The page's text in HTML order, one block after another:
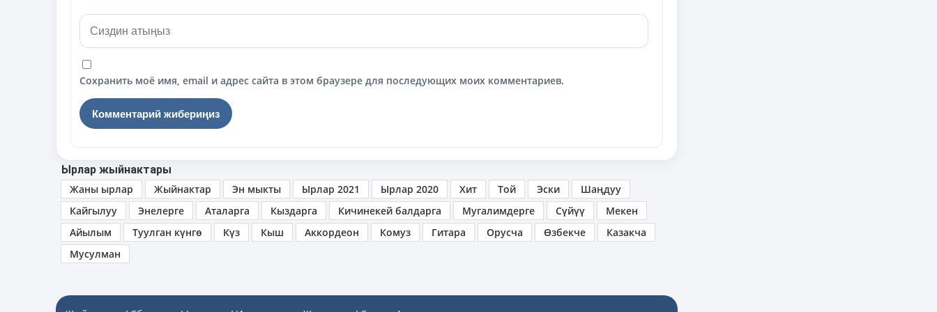
Сохранить моё имя, email и адрес сайта в этом браузере для последующих моих комментариев.
Ырлар жыйнактары
Жаны ырлар
Жыйнактар Эн мыкты Ырлар 2021 Ырлар 2020 Хит Той Эски
Шаңдуу
Кайгылуу
Энелерге Аталарга Кыздарга Кичинекей балдарга Мугалимдерге Сүйүү
Мекен
Айылым
Туулган күнгө Күз Кыш Аккордеон Комуз Гитара Орусча Өзбекче
Казакча
Мусулман